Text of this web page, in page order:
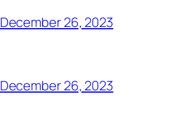
December 26, 2023
December 26, 2023